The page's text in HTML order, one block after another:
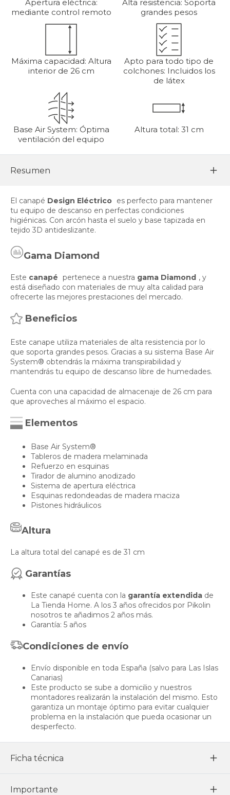
Apertura eléctrica:
mediante control remoto
Alta resistencia: Soporta
grandes pesos
Máxima capacidad: Altura
interior de 26 cm
Apto para todo tipo de
colchones: Incluidos los
de látex
Base Air System: Óptima
ventilación del equipo
Altura total: 31 cm
Resumen
El canapé Design Eléctrico es perfecto para mantener
tu equipo de descanso en perfectas condiciones
higiénicas. Con arcón hasta el suelo y base tapizada en
tejido 3D antideslizante.
Gama Diamond
Este canapé pertenece a nuestra gama Diamond , y
está diseñado con materiales de muy alta calidad para
ofrecerte las mejores prestaciones del mercado.
Beneficios
Este canape utiliza materiales de alta resistencia por lo
que soporta grandes pesos. Gracias a su sistema Base Air
System® obtendrás la máxima transpirabilidad y
mantendrás tu equipo de descanso libre de humedades.
Cuenta con una capacidad de almacenaje de 26 cm para
que aproveches al máximo el espacio.
Elementos
Base Air System®
Tableros de madera melaminada
Refuerzo en esquinas
Tirador de alumino anodizado
Sistema de apertura eléctrica
Esquinas redondeadas de madera maciza
Pistones hidráulicos
Altura
La altura total del canapé es de 31 cm
Garantías
Este canapé cuenta con la garantía extendida de
La Tienda Home. A los 3 años ofrecidos por Pikolin
nosotros te añadimos 2 años más.
Garantía: 5 años
Condiciones de envío
Envío disponible en toda España (salvo para Las Islas
Canarias)
Este producto se sube a domicilio y nuestros
montadores realizarán la instalación del mismo. Esto
garantiza un montaje óptimo para evitar cualquier
problema en la instalación que pueda ocasionar un
desperfecto.
Ficha técnica
Importante